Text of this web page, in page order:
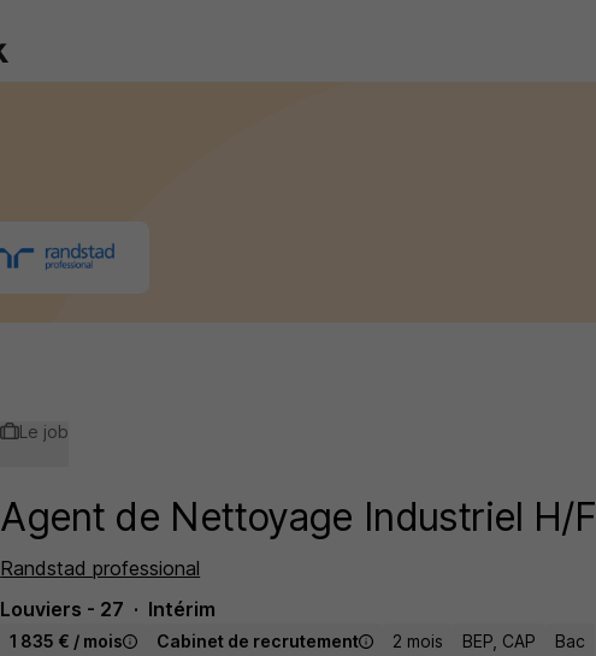
Le job
Agent de Nettoyage Industriel H/F
Randstad professional
Louviers - 27
Intérim
1 835 € / mois Cabinet de recrutement 2 mois BEP, CAP
Bac